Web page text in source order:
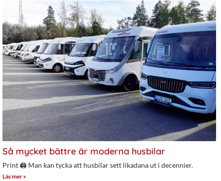
Så mycket bättre är moderna husbilar
Print 🖨 Man kan tycka att husbilar sett likadana ut i decennier.
Läs mer »